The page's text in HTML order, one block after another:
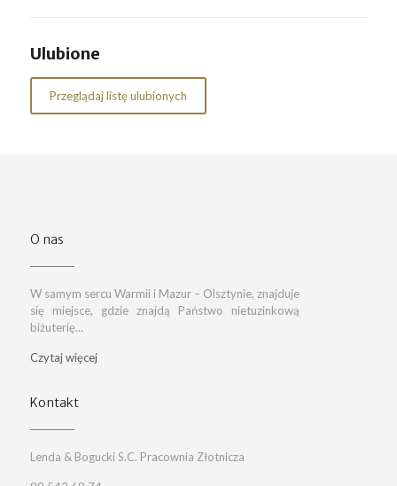
Ulubione
Przeglądaj listę ulubionych
O nas
W samym sercu Warmii i Mazur – Olsztynie, znajduje
się miejsce, gdzie znajdą Państwo nietuzinkową
biżuterię...
Czytaj więcej
Kontakt
Lenda & Bogucki S.C. Pracownia Złotnicza